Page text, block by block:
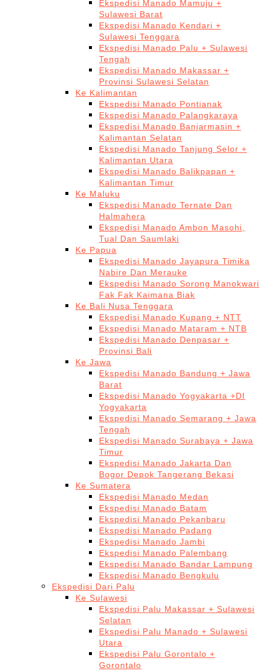
Ekspedisi Manado Mamuju +
Sulawesi Barat
Ekspedisi Manado Kendari +
Sulawesi Tenggara
Ekspedisi Manado Palu + Sulawesi
Tengah
Ekspedisi Manado Makassar +
Provinsi Sulawesi Selatan
Ke Kalimantan
Ekspedisi Manado Pontianak
Ekspedisi Manado Palangkaraya
Ekspedisi Manado Banjarmasin +
Kalimantan Selatan
Ekspedisi Manado Tanjung Selor +
Kalimantan Utara
Ekspedisi Manado Balikpapan +
Kalimantan Timur
Ke Maluku
Ekspedisi Manado Ternate Dan
Halmahera
Ekspedisi Manado Ambon Masohi,
Tual Dan Saumlaki
Ke Papua
Ekspedisi Manado Jayapura Timika
Nabire Dan Merauke
Ekspedisi Manado Sorong Manokwari
Fak Fak Kaimana Biak
Ke Bali Nusa Tenggara
Ekspedisi Manado Kupang + NTT
Ekspedisi Manado Mataram + NTB
Ekspedisi Manado Denpasar +
Provinsi Bali
Ke Jawa
Ekspedisi Manado Bandung + Jawa
Barat
Ekspedisi Manado Yogyakarta +DI
Yogyakarta
Ekspedisi Manado Semarang + Jawa
Tengah
Ekspedisi Manado Surabaya + Jawa
Timur
Ekspedisi Manado Jakarta Dan
Bogor Depok Tangerang Bekasi
Ke Sumatera
Ekspedisi Manado Medan
Ekspedisi Manado Batam
Ekspedisi Manado Pekanbaru
Ekspedisi Manado Padang
Ekspedisi Manado Jambi
Ekspedisi Manado Palembang
Ekspedisi Manado Bandar Lampung
Ekspedisi Manado Bengkulu
Ekspedisi Dari Palu
Ke Sulawesi
Ekspedisi Palu Makassar + Sulawesi
Selatan
Ekspedisi Palu Manado + Sulawesi
Utara
Ekspedisi Palu Gorontalo +
Gorontalo